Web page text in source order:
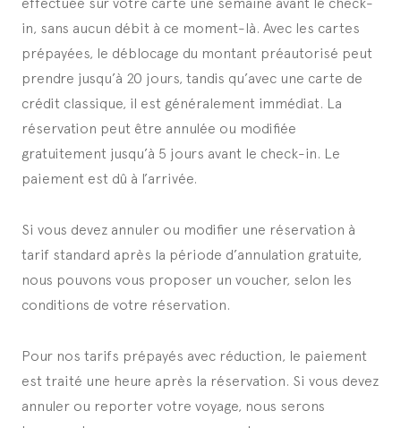
in, sans aucun débit à ce moment-là. Avec les cartes
prépayées, le déblocage du montant préautorisé peut
prendre jusqu’à 20 jours, tandis qu’avec une carte de
crédit classique, il est généralement immédiat. La
réservation peut être annulée ou modifiée
gratuitement jusqu’à 5 jours avant le check-in. Le
paiement est dû à l’arrivée.
Si vous devez annuler ou modifier une réservation à
tarif standard après la période d’annulation gratuite,
nous pouvons vous proposer un voucher, selon les
conditions de votre réservation.
Pour nos tarifs prépayés avec réduction, le paiement
est traité une heure après la réservation. Si vous devez
annuler ou reporter votre voyage, nous serons